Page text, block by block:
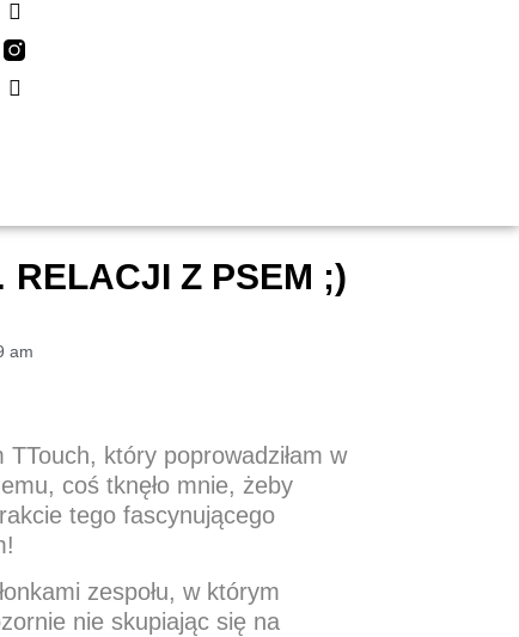
RELACJI Z PSEM ;)
am
który poprowadziłam w
coś tknęło mnie, żeby
tego fascynującego
zespołu, w którym
nie skupiając się na